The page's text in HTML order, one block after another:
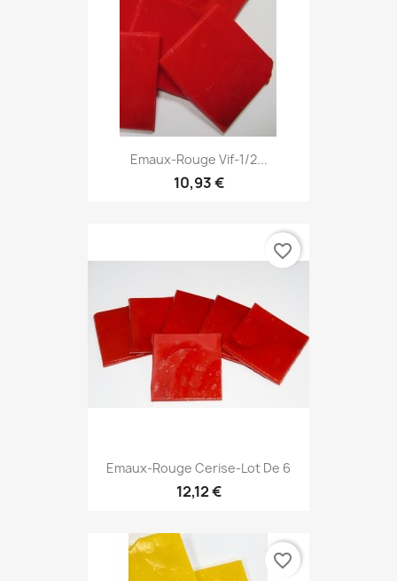
Emaux-Rouge Vif-1/2...
10,93 €
Emaux-Rouge Cerise-Lot De 6
12,12 €
favorite_border
favorite_border